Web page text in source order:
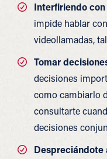
Interfiriendo
impide hablar
videollamadas,
Tomar
decisiones
como cambiarlo
consultarte
decisiones
Despreciándote